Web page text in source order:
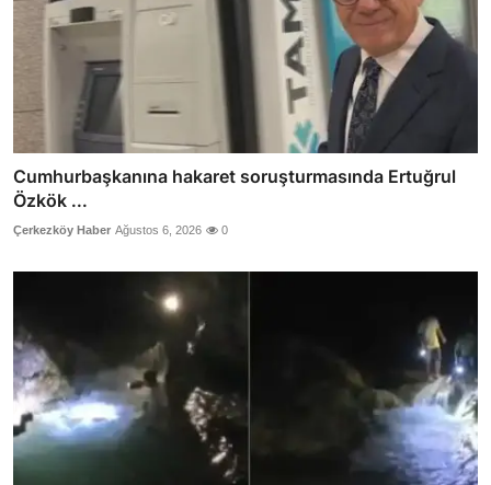
Cumhurbaşkanına hakaret soruşturmasında Ertuğrul
Özkök ...
Çerkezköy Haber Ağustos 6, 2026 0